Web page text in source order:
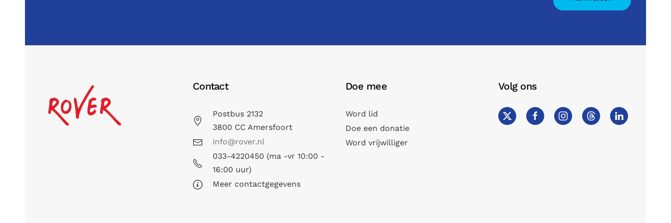
Contact
Postbus 2132
3800 CC Amersfoort
info@rover.nl
033-4220450 (ma -vr 10:00 -
16:00 uur)
Meer contactgegevens
Doe mee
Word lid
Doe een donatie
Word vrijwilliger
Volg ons